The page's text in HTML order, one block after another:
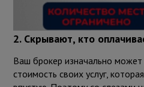
2. Скрывают, кто
Ваш брокер изначально может
стоимость своих услуг,